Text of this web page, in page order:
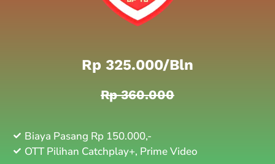
Rp 325.000/bln
Rp 360.000
Biaya Pasang Rp 150.000,-
OTT Pilihan Catchplay+, Prime Video